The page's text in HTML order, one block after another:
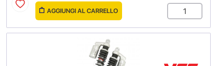
AGGIUNGI AL CARRELLO